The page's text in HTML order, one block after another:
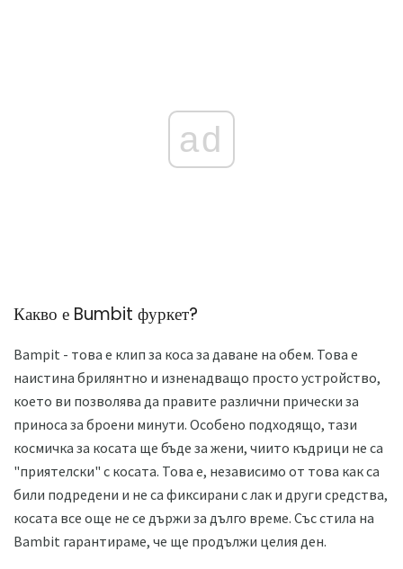
ad
Какво е Bumbit фуркет?
Bampit - това е клип за коса за даване на обем. Това е
наистина брилянтно и изненадващо просто устройство,
което ви позволява да правите различни прически за
приноса за броени минути. Особено подходящо, тази
космичка за косата ще бъде за жени, чиито къдрици не са
"приятелски" с косата. Това е, независимо от това как са
били подредени и не са фиксирани с лак и други средства,
косата все още не се държи за дълго време. Със стила на
Bambit гарантираме, че ще продължи целия ден.